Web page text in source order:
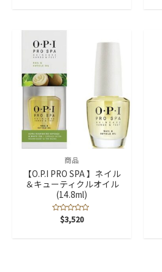
評
商品
【O.P.I PRO SPA 】ネイル
＆キューティクルオイル
(14.8ml)
$3,520